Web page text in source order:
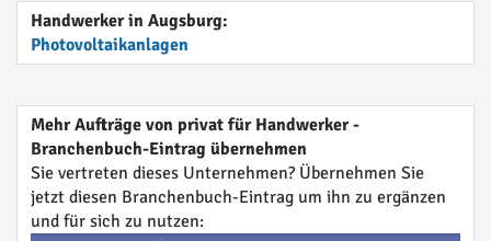
Handwerker in Augsburg:
Photovoltaikanlagen
Mehr Aufträge von privat für Handwerker -
Branchenbuch-Eintrag übernehmen
Sie vertreten dieses Unternehmen? Übernehmen Sie
jetzt diesen Branchenbuch-Eintrag um ihn zu ergänzen
und für sich zu nutzen: